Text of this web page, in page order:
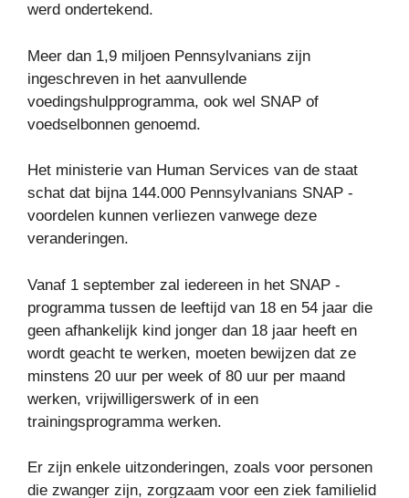
werd ondertekend.
Meer dan 1,9 miljoen Pennsylvanians zijn
ingeschreven in het aanvullende
voedingshulpprogramma, ook wel SNAP of
voedselbonnen genoemd.
Het ministerie van Human Services van de staat
schat dat bijna 144.000 Pennsylvanians SNAP -
voordelen kunnen verliezen vanwege deze
veranderingen.
Vanaf 1 september zal iedereen in het SNAP -
programma tussen de leeftijd van 18 en 54 jaar die
geen afhankelijk kind jonger dan 18 jaar heeft en
wordt geacht te werken, moeten bewijzen dat ze
minstens 20 uur per week of 80 uur per maand
werken, vrijwilligerswerk of in een
trainingsprogramma werken.
Er zijn enkele uitzonderingen, zoals voor personen
die zwanger zijn, zorgzaam voor een ziek familielid